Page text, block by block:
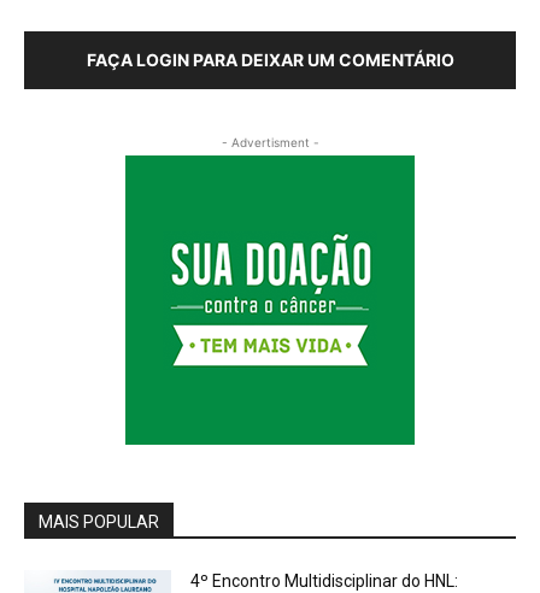
FAÇA LOGIN PARA DEIXAR UM COMENTÁRIO
- Advertisment -
MAIS POPULAR
4º Encontro Multidisciplinar do HNL: